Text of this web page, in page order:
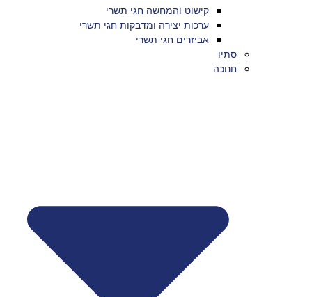
קישוט והמחשה חגי תשרי
ערכות יצירה ומדבקות חגי תשרי
אביזרים חגי תשרי
סתיו
חנוכה